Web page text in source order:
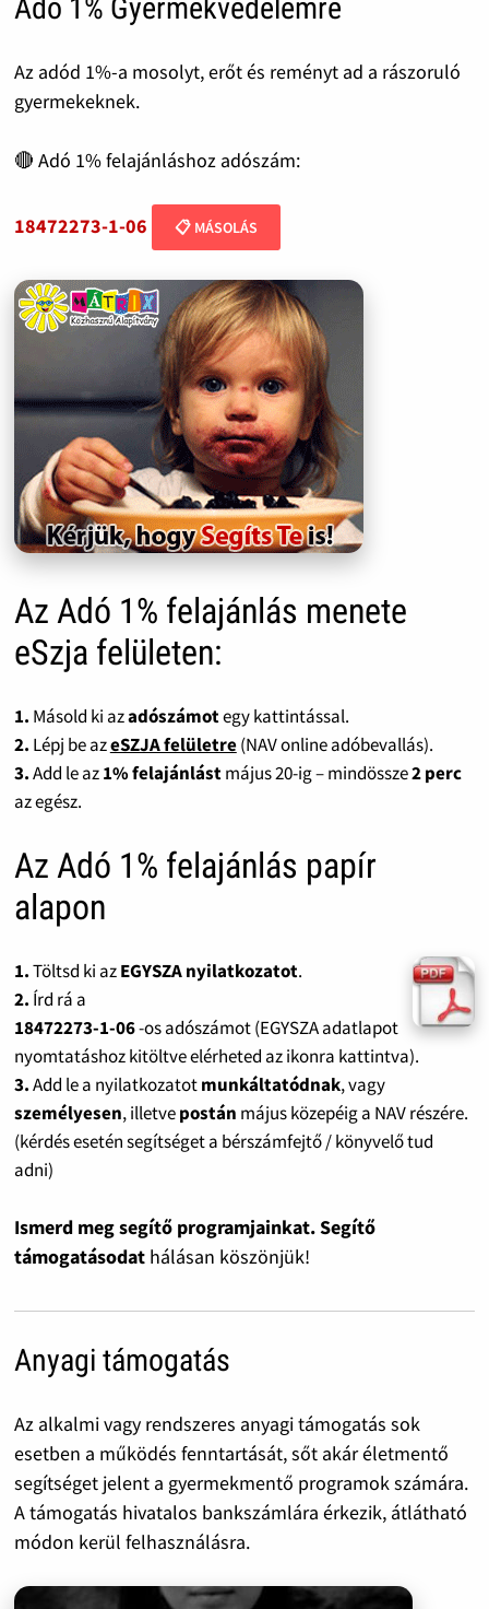
Adó 1% Gyermekvédelemre
Az adód 1%-a mosolyt, erőt és reményt ad a rászoruló
gyermekeknek.
🔴 Adó 1% felajánláshoz adószám:
18472273-1-06 📋 MÁSOLÁS
Az Adó 1% felajánlás menete
eSzja felületen:
1. Másold ki azadószámotegy kattintással.
2. Lépj be azeSZJA felületre(NAV online adóbevallás).
3.Add le az1% felajánlástmájus 20-ig – mindössze2 perc
az egész.
Az Adó 1% felajánlás papír
alapon
1.Töltsd ki azEGYSZA nyilatkozatot.
2. Írd rá a
18472273-1-06-os adószámot (EGYSZA adatlapot
nyomtatáshoz kitöltve elérheted az ikonra kattintva).
3.Add le a nyilatkozatotmunkáltatódnak, vagy
személyesen, illetvepostán május közepéig a NAV részére.
(kérdés esetén segítséget a bérszámfejtő / könyvelő tud
adni)
Ismerd meg segítő programjainkat. Segítő
támogatásodat hálásan köszönjük!
Anyagi támogatás
Az alkalmi vagy rendszeres anyagi támogatás sok
esetben a működés fenntartását, sőt akár életmentő
segítséget jelent a gyermekmentő programok számára.
A támogatás hivatalos bankszámlára érkezik, átlátható
módon kerül felhasználásra.